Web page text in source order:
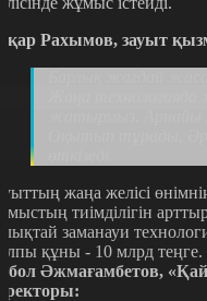
Рахымов, зауыт
жаңа желісі
тиімділігін
заманауи
құны - 10 млрд теңге.
Әжмағамбетов,